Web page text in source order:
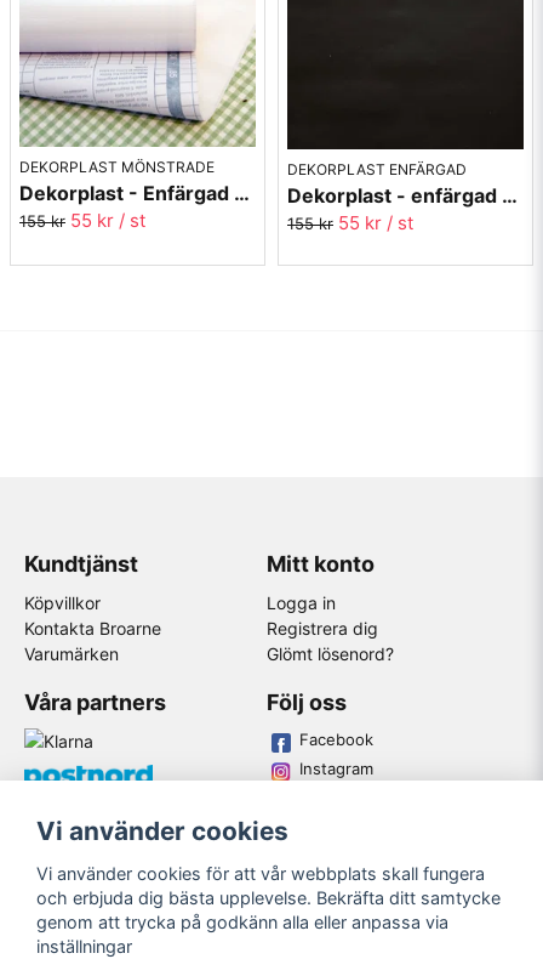
DEKORPLAST MÖNSTRADE
Dekorplast - Enfärgad vit blank yta - 45x200cm
155 kr 55 kr / st
DEKORPLAST ENFÄRGAD
Dekorplast - enfärgad svart matt yta 45 x 200 cm
155 kr 55 kr / st
Kundtjänst
Köpvillkor
Kontakta Broarne
Varumärken
Mitt konto
Logga in
Registrera dig
Glömt lösenord?
Våra partners Följ oss
Facebook
Instagram
© Copyright
Vi använder cookies
Vi använder cookies för att vår webbplats skall fungera
och erbjuda dig bästa upplevelse. Bekräfta ditt samtycke
genom att trycka på godkänn alla eller anpassa via
inställningar